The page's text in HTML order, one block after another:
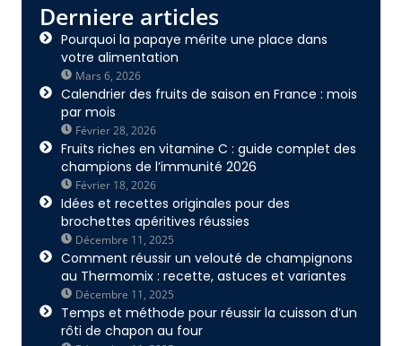
Derniere articles
Pourquoi la papaye mérite une place dans
votre alimentation
Mars 6, 2026
Calendrier des fruits de saison en France : mois
par mois
Février 28, 2026
Fruits riches en vitamine C : guide complet des
champions de l’immunité 2026
Février 18, 2026
Idées et recettes originales pour des
brochettes apéritives réussies
Décembre 11, 2025
Comment réussir un velouté de champignons
au Thermomix : recette, astuces et variantes
Décembre 11, 2025
Temps et méthode pour réussir la cuisson d’un
rôti de chapon au four